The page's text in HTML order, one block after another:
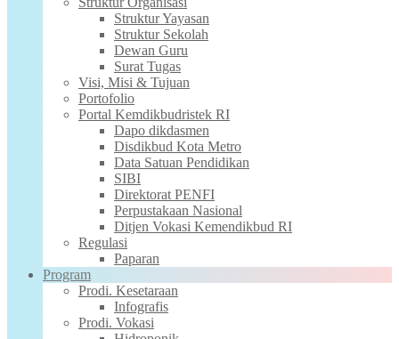
Struktur Yayasan
Struktur Sekolah
Dewan Guru
Surat Tugas
Visi, Misi & Tujuan
Portofolio
Portal Kemdikbudristek RI
Dapo dikdasmen
Disdikbud Kota Metro
Data Satuan Pendidikan
SIBI
Direktorat PENFI
Perpustakaan Nasional
Ditjen Vokasi Kemendikbud RI
Regulasi
Paparan
Program
Prodi. Kesetaraan
Infografis
Prodi. Vokasi